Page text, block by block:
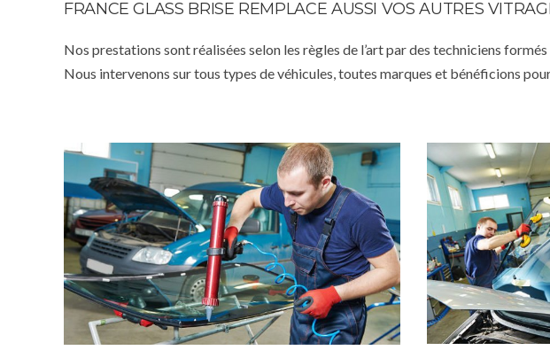
FRANCE GLASS BRISE REMPLACE AUSSI VOS AUTRES
Nos prestations sont réalisées selon les règles de l’art par des techniciens
Nous intervenons sur tous types de véhicules, toutes marques et bénéficions